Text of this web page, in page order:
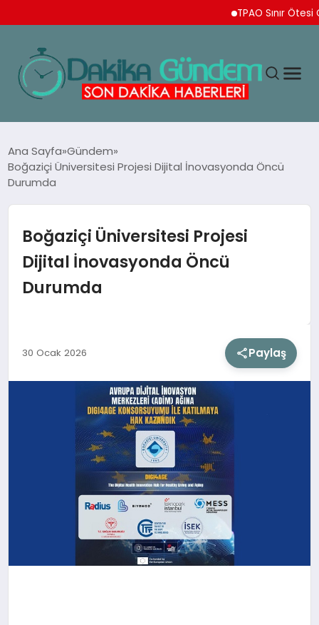
TPAO Sınır Ötesi
TEKNOLOJI
SPOR
YAŞAM
SIYASET
Ana Sayfa Gündem
Boğaziçi Üniversitesi Projesi Dijital İnovasyonda Öncü
Durumda
Boğaziçi Üniversitesi Projesi
Dijital İnovasyonda Öncü
Durumda
30 Ocak 2026 Paylaş